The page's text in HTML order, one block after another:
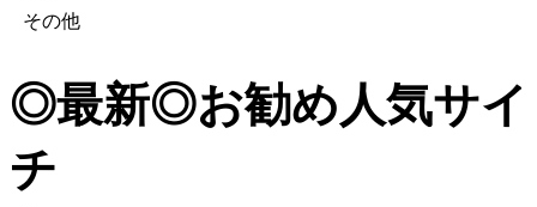
その他
◎最新◎お勧め人気サイ
チ ◎みんな